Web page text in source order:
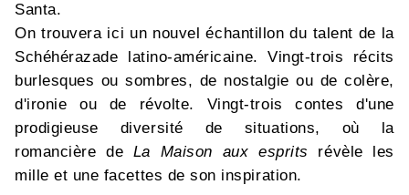
Santa.
On trouvera ici un nouvel échantillon du talent de la
Schéhérazade latino-américaine. Vingt-trois récits
burlesques ou sombres, de nostalgie ou de colère,
d'ironie ou de révolte. Vingt-trois contes d'une
prodigieuse diversité de situations, où la
romancière de La Maison aux esprits révèle les
mille et une facettes de son inspiration.